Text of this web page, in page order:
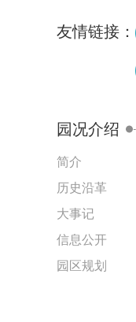
友情链接：
园况介绍
简介
历史沿革
大事记
信息公开
园区规划